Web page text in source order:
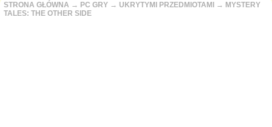
STRONA GŁÓWNA → PC GRY → UKRYTYMI PRZEDMIOTAMI → MYSTERY
TALES: THE OTHER SIDE